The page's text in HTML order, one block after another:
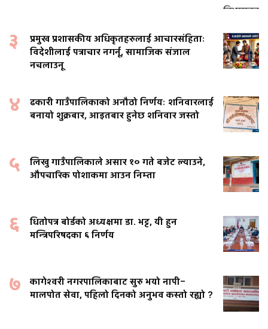
३
प्रमुख प्रशासकीय अधिकृतहरुलाई आचारसंहिताः
विदेशीलाई पत्राचार नगर्नू, सामाजिक संजाल
नचलाउनू
४
ढकारी गाउँपालिकाको अनौठो निर्णयः शनिवारलाई
बनायो शुक्रबार, आइतबार हुनेछ शनिवार जस्तो
५
लिखु गाउँपालिकाले असार १० गते बजेट ल्याउने,
औपचारिक पोशाकमा आउन निम्ता
६
धितोपत्र बोर्डको अध्यक्षमा डा. भट्ट, यी हुन
मन्त्रिपरिषदका ६ निर्णय
७
कागेश्वरी नगरपालिकाबाट सुरु भयो नापी–
मालपोत सेवा, पहिलो दिनको अनुभव कस्तो रह्यो ?